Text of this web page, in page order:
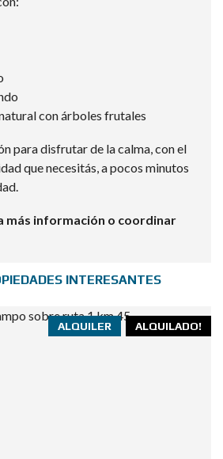
con árboles frutales
para disfrutar de la calma, con el
que necesitás, a pocos minutos
más información o coordinar
INTERESANTES
ALQUILADO!
ALQUILER